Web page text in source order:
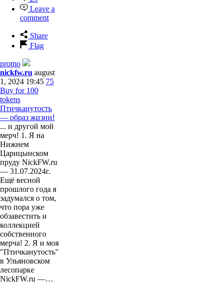
Leave a
comment
Share
Flag
promo
nickfw.ru august
1, 2024 19:45 75
Buy for 100
tokens
Птичканутость
— образ жизни!
... и другой мой
мерч! 1. Я на
Нижнем
Царицынском
пруду NickFW.ru
— 31.07.2024г.
Ещё весной
прошлого года я
задумался о том,
что пора уже
обзавестить и
коллекцией
собственного
мерча! 2. Я и моя
"Птичканутость"
в Ульяновском
лесопарке
NickFW.ru —…